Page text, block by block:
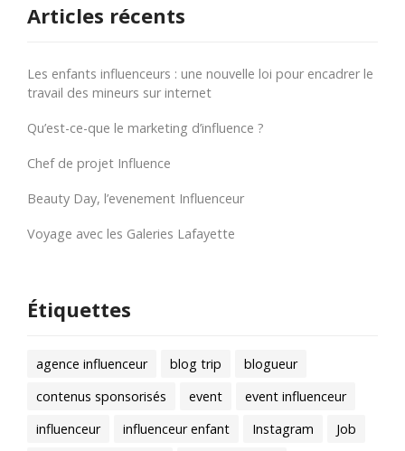
Articles récents
Les enfants influenceurs : une nouvelle loi pour encadrer le
travail des mineurs sur internet
Qu’est-ce-que le marketing d’influence ?
Chef de projet Influence
Beauty Day, l’evenement Influenceur
Voyage avec les Galeries Lafayette
Étiquettes
agence influenceur blog trip
blogueur
contenus sponsorisés
event
event influenceur
influenceur
influenceur enfant Instagram
Job